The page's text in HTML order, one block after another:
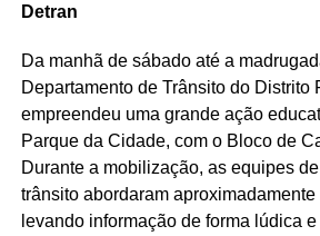
Detran
Da manhã de sábado até a
Departamento de Trânsito do Distrito
empreendeu uma grande ação
Parque da Cidade, com o Bloco de
Durante a mobilização, as equipes
trânsito abordaram
levando informação de forma lúdica